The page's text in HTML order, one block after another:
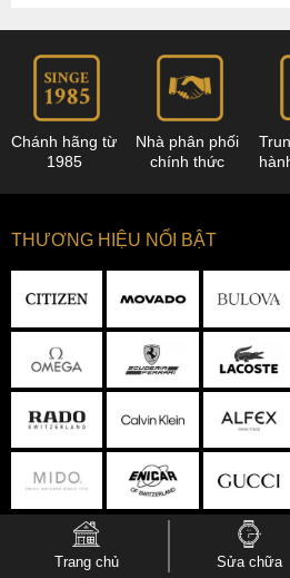
Chánh hãng từ
1985
Nhà phân phối
chính thức
Trang chủ Sửa chữa
THƯƠNG HIỆU NỔI BẬT
KHÁCH HÀNG DOANH NGHIỆP